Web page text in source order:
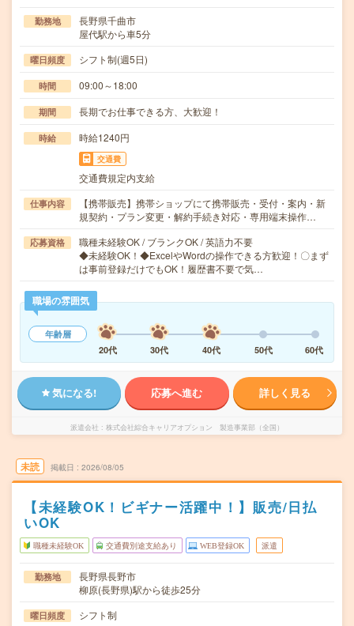
勤務地
長野県千曲市
屋代駅から車5分
曜日頻度 シフト制(週5日)
時間 09:00～18:00
期間 長期でお仕事できる方、大歓迎！
時給 時給1240円
交通費
交通費規定内支給
仕事内容
【携帯販売】携帯ショップにて携帯販売・受付・案内・新
規契約・プラン変更・解約手続き対応・専用端末操作…
応募資格
職種未経験OK / ブランクOK / 英語力不要
◆未経験OK！◆ExcelやWordの操作できる方歓迎！〇まず
は事前登録だけでもOK！履歴書不要で気…
職場の雰囲気
年齢層
20代
30代 40代 50代 60代
気になる! 応募へ進む 詳しく見る
派遣会社 株式会社綜合キャリアオプション 製造事業部（全国）
未読 掲載日 2026/08/05
【未経験OK！ビギナー活躍中！】販売/日払
いOK
職種未経験OK 交通費別途支給あり WEB登録OK 派遣
勤務地
長野県長野市
柳原(長野県)駅から徒歩25分
曜日頻度 シフト制